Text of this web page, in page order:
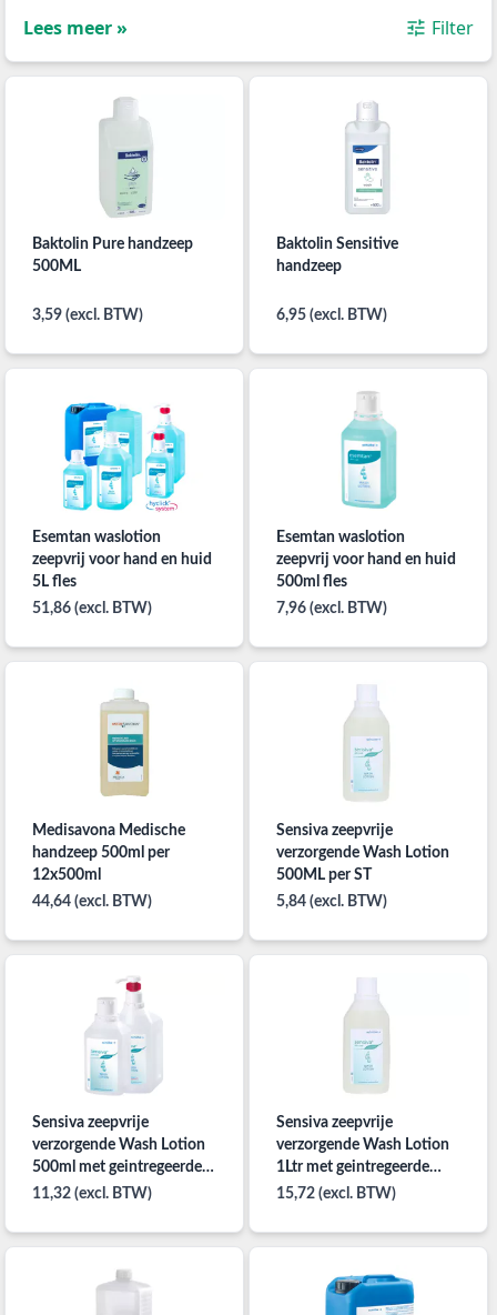
Lees meer » Filter
Baktolin Pure handzeep
500ML
3,59 (excl. BTW)
Baktolin Sensitive
handzeep
6,95 (excl. BTW)
Esemtan waslotion
zeepvrij voor hand en huid
5L fles
51,86 (excl. BTW)
Esemtan waslotion
zeepvrij voor hand en huid
500ml fles
7,96 (excl. BTW)
Medisavona Medische
handzeep 500ml per
12x500ml
44,64 (excl. BTW)
Sensiva zeepvrije
verzorgende Wash Lotion
500ML per ST
5,84 (excl. BTW)
Sensiva zeepvrije
verzorgende Wash Lotion
500ml met geintregeerde
pomp
11,32 (excl. BTW)
Sensiva zeepvrije
verzorgende Wash Lotion
1Ltr met geintregeerde
pomp
15,72 (excl. BTW)